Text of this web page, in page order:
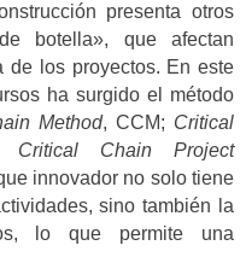
presenta otros
botella», que afectan
de los proyectos. En este
ha surgido el método
Method, CCM; Critical
Critical Chain Project
innovador no solo tiene
sino también la
lo que permite una